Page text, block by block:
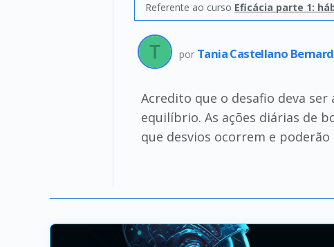
Referente ao curso Eficácia parte 1:
por Tania Castellano
Acredito que o desafio deva
equilíbrio. As ações diárias de
que desvios ocorrem e